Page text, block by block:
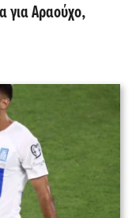
για Αραούχο,